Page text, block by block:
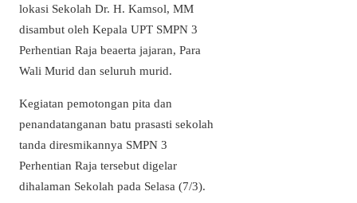
lokasi Sekolah Dr. H. Kamsol, MM
disambut oleh Kepala UPT SMPN 3
Perhentian Raja beaerta jajaran, Para
Wali Murid dan seluruh murid.
Kegiatan pemotongan pita dan
penandatanganan batu prasasti sekolah
tanda diresmikannya SMPN 3
Perhentian Raja tersebut digelar
dihalaman Sekolah pada Selasa (7/3).